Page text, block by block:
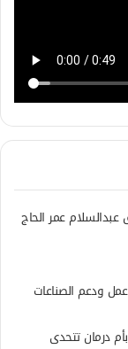
عمر الحاج
ودعم الصناعات
درمان تتحدى